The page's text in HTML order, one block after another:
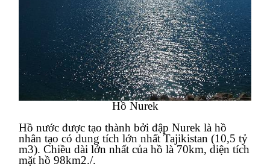
Hồ Nurek
Hồ nước được tạo thành bởi đập Nurek là hồ
nhân tạo có dung tích lớn nhấtTajikistan (10,5 tỷ
m3). Chiều dài lớn nhất của hồ là 70km, diện tích
mặt hồ 98km2./.